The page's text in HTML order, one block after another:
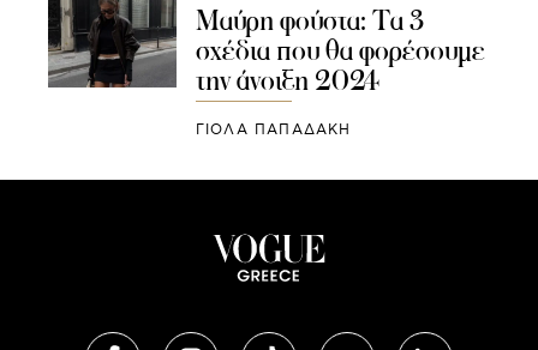
Μαύρη φούστα: Τα 3
σχέδια που θα φορέσουμε
την άνοιξη 2024
ΓΙΌΛΑ ΠΑΠΑΔΆΚΗ